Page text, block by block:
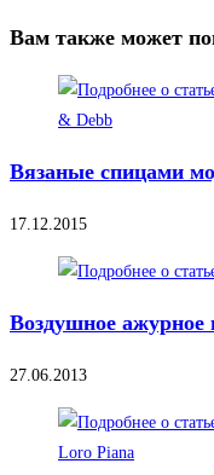
Вам также может
Вязаные спицами
17.12.2015
Воздушное ажурное
27.06.2013